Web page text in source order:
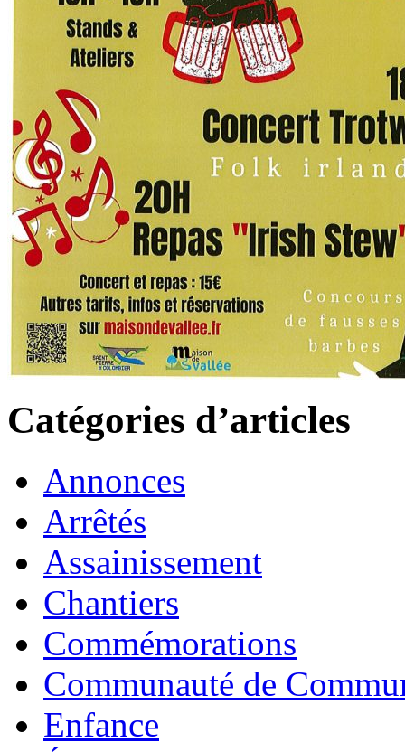
Catégories d’articles
Annonces
Arrêtés
Assainissement
Chantiers
Commémorations
Communauté de
Enfance